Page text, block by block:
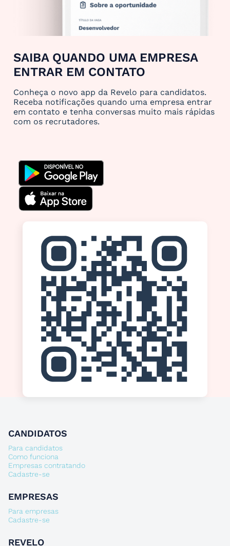
SAIBA QUANDO UMA EMPRESA
ENTRAR EM CONTATO
Conheça o novo app da Revelo para candidatos.
Receba notificações quando uma empresa entrar
em contato e tenha conversas muito mais rápidas
com os recrutadores.
CANDIDATOS
Para candidatos
Como funciona
Empresas contratando
Cadastre-se
EMPRESAS
Para empresas
Cadastre-se
REVELO